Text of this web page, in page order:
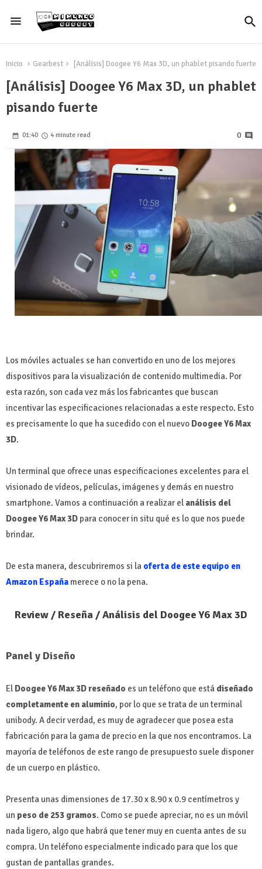
Inicio Gearbest [Análisis] Doogee Y6 Max 3D, un phablet pisando fuerte
[Análisis] Doogee Y6 Max 3D, un phablet
pisando fuerte
01:40 4 minute read 0
Los móviles actuales se han convertido en uno de los mejores
dispositivos para la visualización de contenido multimedia. Por
esta razón, son cada vez más los fabricantes que buscan
incentivar las especificaciones relacionadas a este respecto. Esto
es precisamente lo que ha sucedido con el nuevo Doogee Y6 Max
3D.
Un terminal que ofrece unas especificaciones excelentes para el
visionado de vídeos, películas, imágenes y demás en nuestro
smartphone. Vamos a continuación a realizar el análisis del
Doogee Y6 Max 3D para conocer in situ qué es lo que nos puede
brindar.
De esta manera, descubriremos si la oferta de este equipo en
Amazon España merece o no la pena.
Review / Reseña / Análisis del Doogee Y6 Max 3D
Panel y Diseño
El Doogee Y6 Max 3D reseñado es un teléfono que está diseñado
completamente en aluminio, por lo que se trata de un terminal
unibody. A decir verdad, es muy de agradecer que posea esta
fabricación para la gama de precio en la que nos encontramos. La
mayoría de teléfonos de este rango de presupuesto suele disponer
de un cuerpo en plástico.
Presenta unas dimensiones de 17.30 x 8.90 x 0.9 centímetros y
un peso de 253 gramos. Como se puede apreciar, no es un móvil
nada ligero, algo que habrá que tener muy en cuenta antes de su
compra. Un teléfono especialmente indicado para que los que
gustan de pantallas grandes.